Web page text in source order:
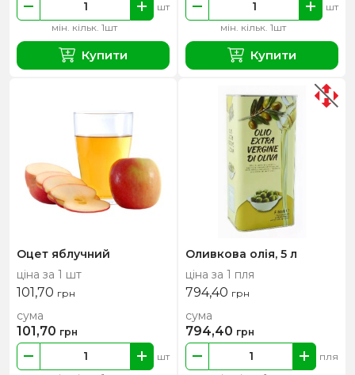
мін. кільк. 1шт
шт
Купити
мін. кільк. 1шт
шт
Купити
Оцет яблучний
ціна за 1 шт
101,70 грн
шт
сума
101,70 грн
Оливкова олія, 5 л
ціна за 1 пля
794,40 грн
пля
сума
794,40 грн